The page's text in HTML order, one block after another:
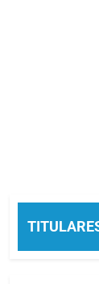
Messi
10 Minutos